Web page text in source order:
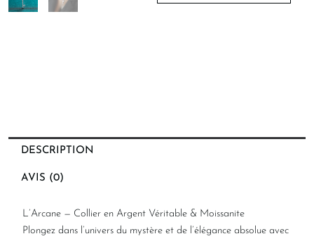
DESCRIPTION
AVIS (0)
L’Arcane — Collier en Argent Véritable & Moissanite
Plongez dans l’univers du mystère et de l’élégance absolue avec